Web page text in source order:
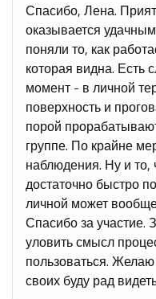
Спасибо, Лена.
оказывается
поняли то, как
которая видна. Есть
момент - в личной
поверхность и
порой
группе. По крайне
наблюдения. Ну и то,
достаточно быстро
личной может вообще
Спасибо за участие.
уловить смысл
пользоваться.
своих буду рад